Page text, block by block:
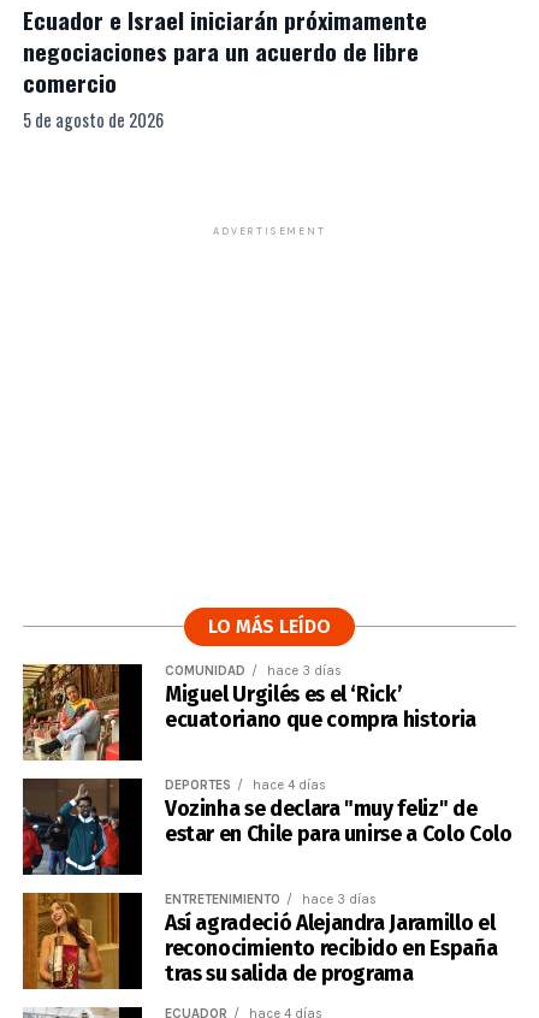
Ecuador e Israel iniciarán próximamente
negociaciones para un acuerdo de libre
comercio
5 de agosto de 2026
ADVERTISEMENT
LO MÁS LEÍDO
COMUNIDAD hace 3 días
Miguel Urgilés es el ‘Rick’
ecuatoriano que compra historia
DEPORTES hace 4 días
Vozinha se declara "muy feliz" de
estar en Chile para unirse a Colo Colo
ENTRETENIMIENTO hace 3 días
Así agradeció Alejandra Jaramillo el
reconocimiento recibido en España
tras su salida de programa
ECUADOR hace 4 días